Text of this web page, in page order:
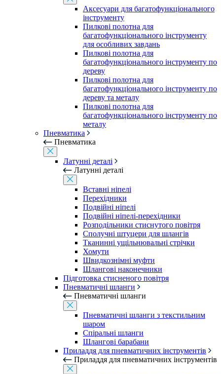
Аксесуари для багатофункціонального
інструменту
Пилкові полотна для
багатофункціонального інструменту
для особливих завдань
Пилкові полотна для
багатофункціонального інструменту по
дереву
Пилкові полотна для
багатофункціонального інструменту по
дереву та металу
Пилкові полотна для
багатофункціонального інструменту по
металу
Пневматика
Пневматика
Латунні деталі
Латунні деталі
Вставні ніпелі
Перехідники
Подвійні ніпелі
Подвійні ніпелі-перехідники
Розподільники стиснутого повітря
Сполучні штуцери для шлангів
Тканинні ущільнювальні стрічки
Хомути
Швидкознімні муфти
Шлангові наконечники
Підготовка стисненого повітря
Пневматичні шланги
Пневматичні шланги
Пневматичні шланги з текстильним
шаром
Спіральні шланги
Шлангові барабани
Приладдя для пневматичних інструментів
Приладдя для пневматичних інструментів